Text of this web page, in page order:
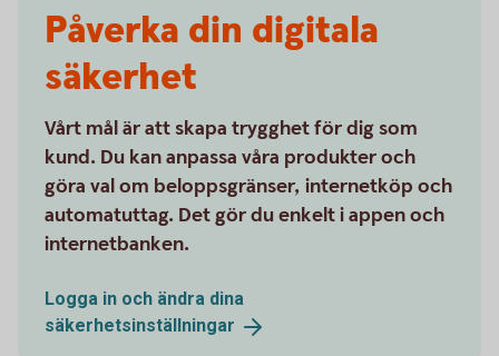
Påverka din digitala
säkerhet
Vårt mål är att skapa trygghet för dig som
kund. Du kan anpassa våra produkter och
göra val om beloppsgränser, internetköp och
automatuttag. Det gör du enkelt i appen och
internetbanken.
Logga in och ändra dina
säkerhetsinställningar